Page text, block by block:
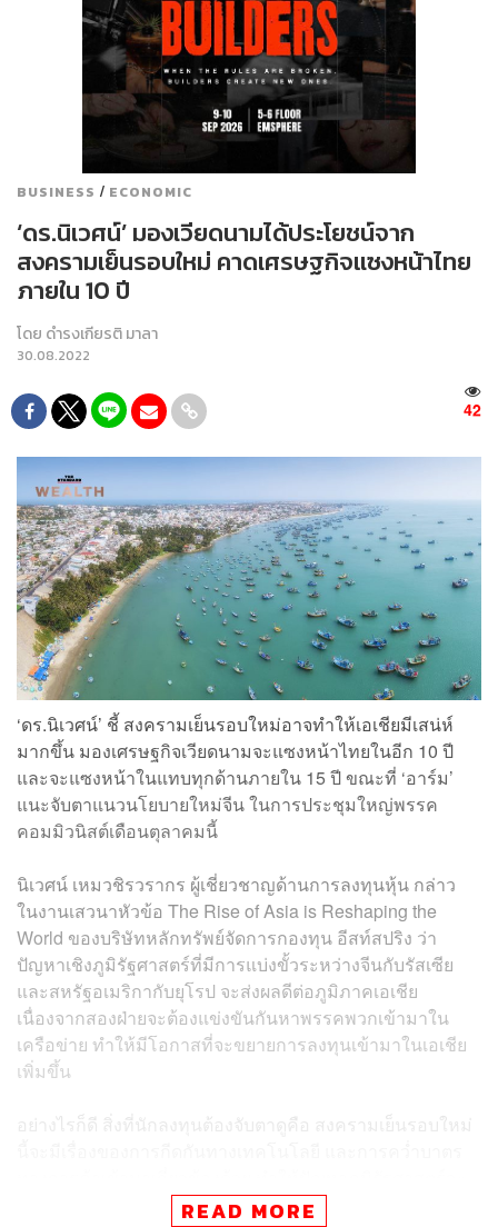
BUSINESS / ECONOMIC
‘ดร.นิเวศน์’ มองเวียดนามได้ประโยชน์จาก
สงครามเย็นรอบใหม่ คาดเศรษฐกิจแซงหน้าไทย
ภายใน 10 ปี
โดย ดำรงเกียรติ มาลา
30.08.2022
42
‘ดร.นิเวศน์’ ชี้ สงครามเย็นรอบใหม่อาจทำให้เอเชียมีเสน่ห์
มากขึ้น มองเศรษฐกิจเวียดนามจะแซงหน้าไทยในอีก 10 ปี
และจะแซงหน้าในแทบทุกด้านภายใน 15 ปี ขณะที่ ‘อาร์ม’
แนะจับตาแนวนโยบายใหม่จีน ในการประชุมใหญ่พรรค
คอมมิวนิสต์เดือนตุลาคมนี้
นิเวศน์ เหมวชิรวรากร ผู้เชี่ยวชาญด้านการลงทุนหุ้น กล่าว
ในงานเสวนาหัวข้อ The Rise of Asia is Reshaping the
World ของบริษัทหลักทรัพย์จัดการกองทุน อีสท์สปริง ว่า
ปัญหาเชิงภูมิรัฐศาสตร์ที่มีการแบ่งขั้วระหว่างจีนกับรัสเซีย
และสหรัฐอเมริกากับยุโรป จะส่งผลดีต่อภูมิภาคเอเชีย
เนื่องจากสองฝ่ายจะต้องแข่งขันกันหาพรรคพวกเข้ามาใน
เครือข่าย ทำให้มีโอกาสที่จะขยายการลงทุนเข้ามาในเอเชีย
เพิ่มขึ้น
อย่างไรก็ดี สิ่งที่นักลงทุนต้องจับตาดูคือ สงครามเย็นรอบใหม่
มีผลเชื่อมโยงกับการลงทุนซึ่งต่างจากในอดีต
READ MORE